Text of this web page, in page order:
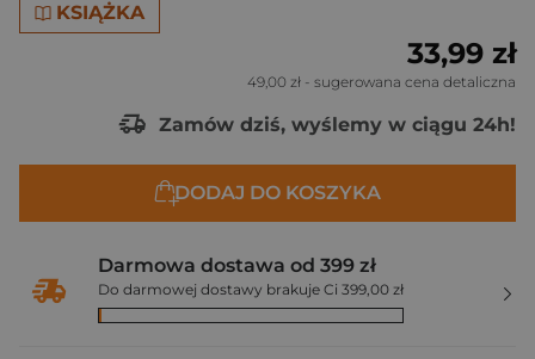
KSIĄŻKA
33,99 zł
49,00 zł - sugerowana cena detaliczna
Zamów dziś, wyślemy w ciągu 24h!
DODAJ DO KOSZYKA
Darmowa dostawa od 399 zł
Do darmowej dostawy brakuje Ci 399,00 zł